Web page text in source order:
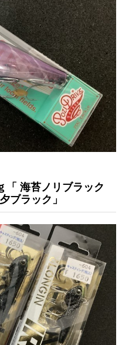
「 海苔ノリブラック
ブラック」